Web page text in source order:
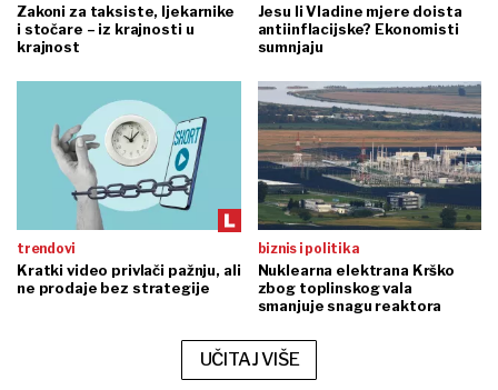
Zakoni za taksiste, ljekarnike
i stočare – iz krajnosti u
krajnost
Jesu li Vladine mjere doista
antiinflacijske? Ekonomisti
sumnjaju
trendovi
Kratki video privlači pažnju, ali
ne prodaje bez strategije
biznis i politika
Nuklearna elektrana Krško
zbog toplinskog vala
smanjuje snagu reaktora
UČITAJ VIŠE